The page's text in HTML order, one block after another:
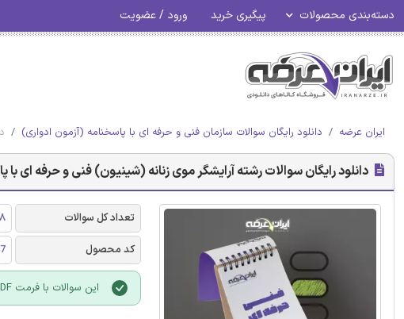
دسته‌بندی محصولات پیگیری خرید ورود / عضویت
ایران عرضه دانلود رایگان سوالات سازمان فنی و حرفه ای با پاسخنامه (آزمون ادواری)
دانلود رایگان سوالات رشته آرایشگر موی زنانه (شینیون) فنی و حرفه ای با
تعداد کل سوالات
کد محصول
این سوالات با فرمت PDF بوده و قابلیت پرینت دارند.